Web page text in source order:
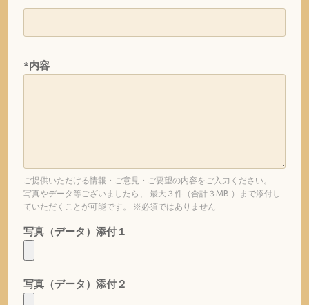
*内容
ご提供いただける情報・ご意見・ご要望の内容をご入力ください。
写真やデータ等ございましたら、 最大３件（合計３MB ）まで添付し
ていただくことが可能です。 ※必須ではありません
写真（データ）添付１
写真（データ）添付２